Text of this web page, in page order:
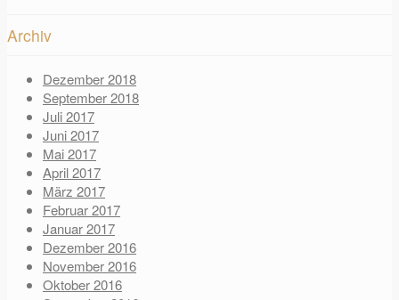
Archiv
Dezember 2018
September 2018
Juli 2017
Juni 2017
Mai 2017
April 2017
März 2017
Februar 2017
Januar 2017
Dezember 2016
November 2016
Oktober 2016